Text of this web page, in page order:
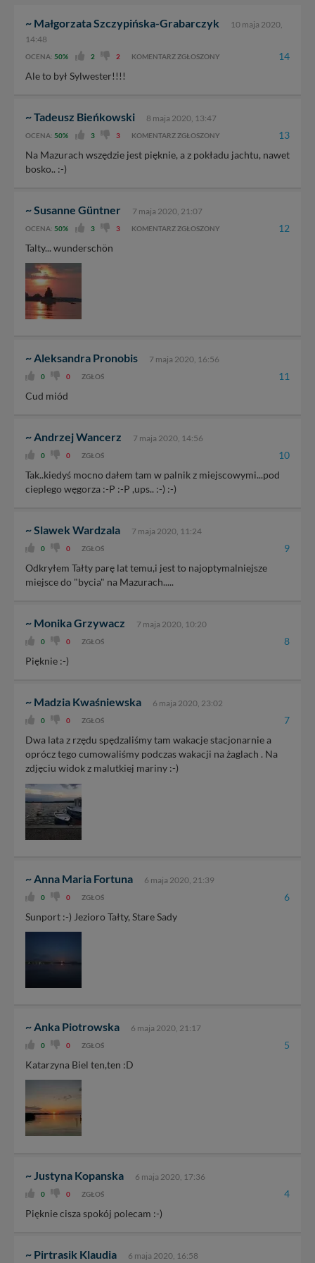
~ Małgorzata Szczypińska-Grabarczyk
10 maja 2020,
14:48
OCENA: 50% 2 2 KOMENTARZ ZGŁOSZONY 14
Ale to był Sylwester!!!!
~ Tadeusz Bieńkowski 8 maja 2020, 13:47
OCENA: 50% 3 3 KOMENTARZ ZGŁOSZONY 13
Na Mazurach wszędzie jest pięknie, a z pokładu jachtu, nawet
bosko.. :-)
~ Susanne Güntner 7 maja 2020, 21:07
OCENA: 50% 3 3 KOMENTARZ ZGŁOSZONY 12
Talty... wunderschön
~ Aleksandra Pronobis 7 maja 2020, 16:56
0 0 ZGŁOŚ 11
Cud miód
~ Andrzej Wancerz 7 maja 2020, 14:56
0 0 ZGŁOŚ 10
Tak..kiedyś mocno dałem tam w palnik z miejscowymi...pod
cieplego węgorza :-P :-P ,ups.. :-) :-)
~ Slawek Wardzala 7 maja 2020, 11:24
0 0 ZGŁOŚ 9
Odkryłem Tałty parę lat temu,i jest to najoptymalniejsze
miejsce do "bycia" na Mazurach.....
~ Monika Grzywacz 7 maja 2020, 10:20
0 0 ZGŁOŚ 8
Pięknie :-)
~ Madzia Kwaśniewska 6 maja 2020, 23:02
0 0 ZGŁOŚ 7
Dwa lata z rzędu spędzaliśmy tam wakacje stacjonarnie a
oprócz tego cumowaliśmy podczas wakacji na żaglach . Na
zdjęciu widok z malutkiej mariny :-)
~ Anna Maria Fortuna 6 maja 2020, 21:39
0 0 ZGŁOŚ 6
Sunport :-) Jezioro Tałty, Stare Sady
~ Anka Piotrowska 6 maja 2020, 21:17
0 0 ZGŁOŚ 5
Katarzyna Biel ten,ten :D
~ Justyna Kopanska 6 maja 2020, 17:36
0 0 ZGŁOŚ 4
Pięknie cisza spokój polecam :-)
~ Pirtrasik Klaudia 6 maja 2020, 16:58